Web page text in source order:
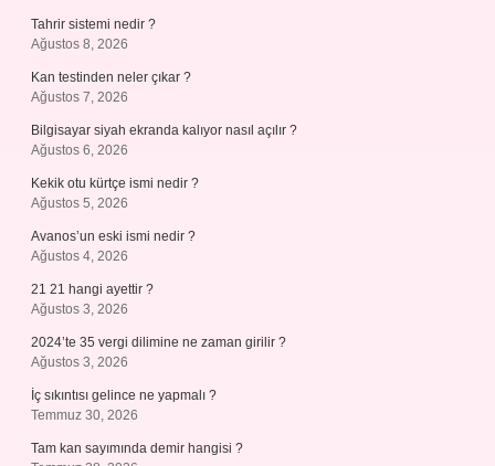
Tahrir sistemi nedir ?
Ağustos 8, 2026
Kan testinden neler çıkar ?
Ağustos 7, 2026
Bilgisayar siyah ekranda kalıyor nasıl açılır ?
Ağustos 6, 2026
Kekik otu kürtçe ismi nedir ?
Ağustos 5, 2026
Avanos’un eski ismi nedir ?
Ağustos 4, 2026
21 21 hangi ayettir ?
Ağustos 3, 2026
2024’te 35 vergi dilimine ne zaman girilir ?
Ağustos 3, 2026
İç sıkıntısı gelince ne yapmalı ?
Temmuz 30, 2026
Tam kan sayımında demir hangisi ?